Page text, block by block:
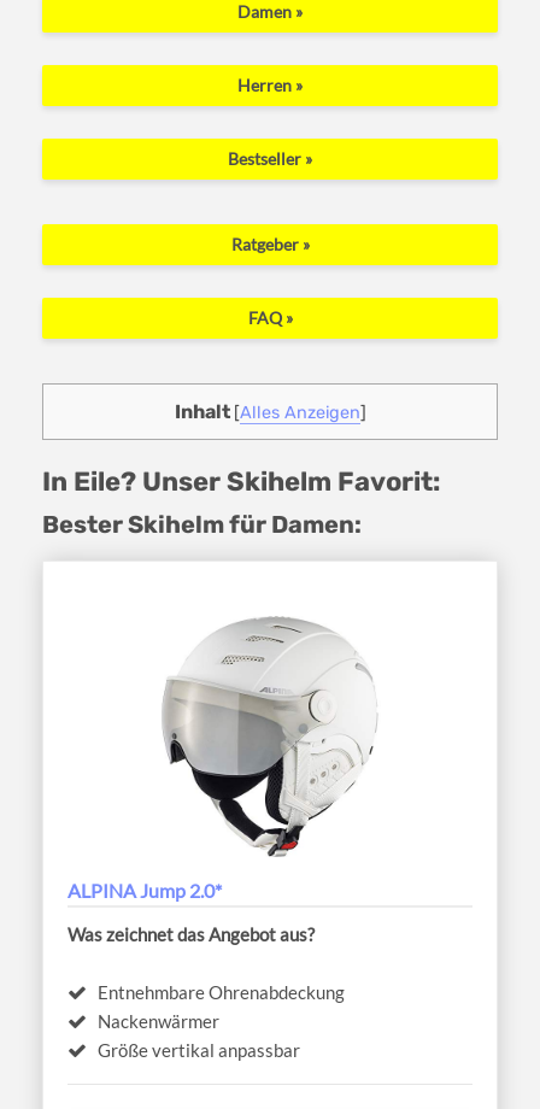
Damen »
Herren »
Bestseller »
Ratgeber »
FAQ »
Inhalt [Alles Anzeigen]
In Eile? Unser Skihelm Favorit:
Bester Skihelm für Damen:
ALPINA Jump 2.0*
Was zeichnet das Angebot aus?
Entnehmbare Ohrenabdeckung
Nackenwärmer
Größe vertikal anpassbar